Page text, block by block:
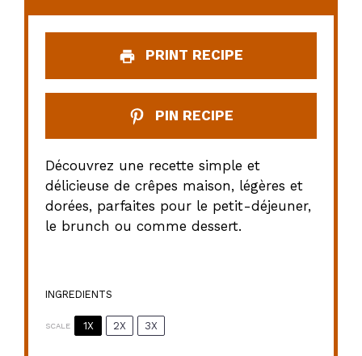
PRINT RECIPE
PIN RECIPE
Découvrez une recette simple et
délicieuse de crêpes maison, légères et
dorées, parfaites pour le petit-déjeuner,
le brunch ou comme dessert.
INGREDIENTS
SCALE 1X 2X 3X